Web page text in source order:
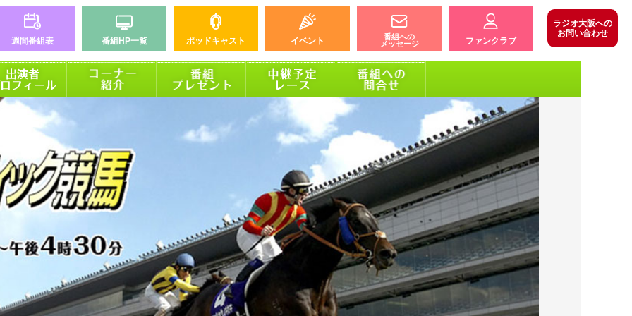
週間番組表 番組HP一覧 ポッドキャスト イベント
番組への
メッセージ
ファンクラブ
ラジオ大阪への
お問い合わせ